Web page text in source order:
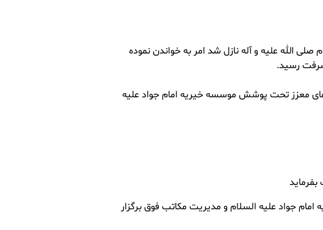
الله علیه و آله نازل شد امر به خواندن نموده
رسید.
های معزز تحت پوشش موسسه خیریه امام جواد علیه
امام جواد علیه السلام و مدیریت مکاتب فوق برگزار